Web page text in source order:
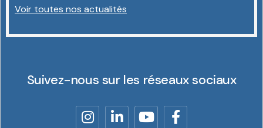
Voir toutes nos actualités
Suivez-nous sur les réseaux sociaux